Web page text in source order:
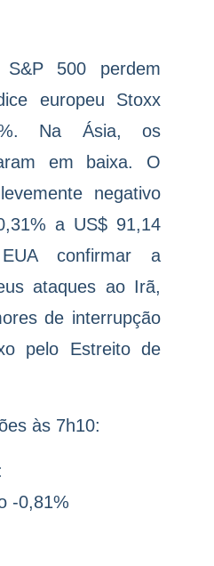
500 perdem
europeu Stoxx
Na Ásia, os
em baixa. O
negativo
a US$ 91,14
confirmar a
ataques ao Irã,
de interrupção
pelo Estreito de
às 7h10:
-0,81%